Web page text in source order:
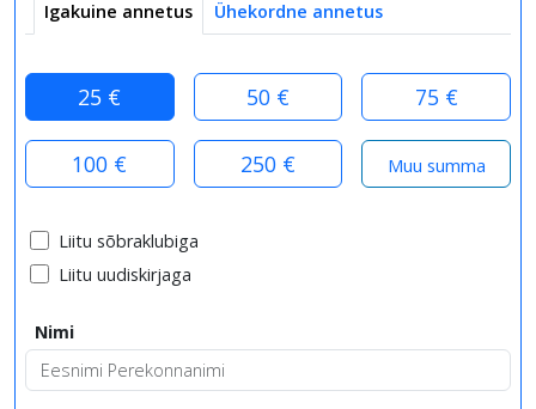
Igakuine annetus Ühekordne annetus
25 € 50 € 75 €
100 € 250 €
Liitu sõbraklubiga
Liitu uudiskirjaga
Nimi